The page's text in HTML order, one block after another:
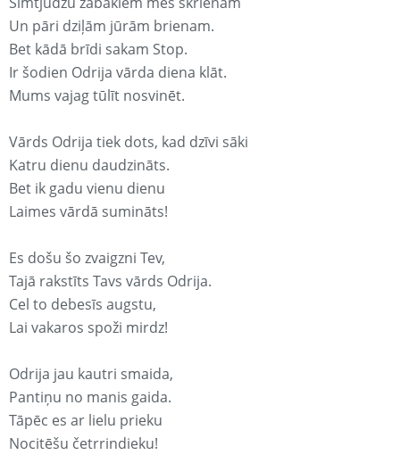
Un pāri dziļām jūrām brienam.
Bet kādā brīdi sakam Stop.
Ir šodien Odrija vārda diena klāt.
Mums vajag tūlīt nosvinēt.
Vārds Odrija tiek dots, kad dzīvi sāki
Katru dienu daudzināts.
Bet ik gadu vienu dienu
Laimes vārdā sumināts!
Es došu šo zvaigzni Tev,
Tajā rakstīts Tavs vārds Odrija.
Cel to debesīs augstu,
Lai vakaros spoži mirdz!
Odrija jau kautri smaida,
Pantiņu no manis gaida.
Tāpēc es ar lielu prieku
Nocitēšu četrrindieku!